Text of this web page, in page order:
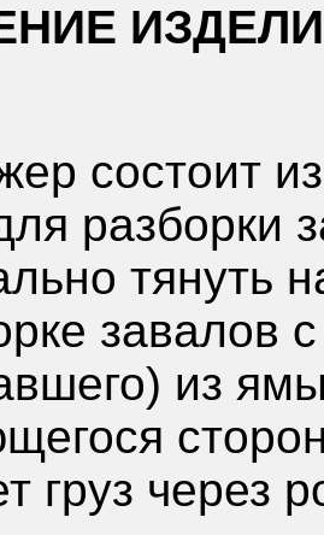
состоит
разборки
завалов
из
груз через